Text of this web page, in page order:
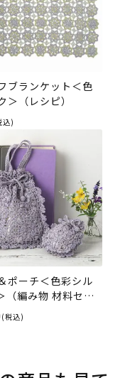
ブランケット＜色
＞（レシピ）
込)
ポーチ＜色彩シル
（編み物 材料セッ
(税込)